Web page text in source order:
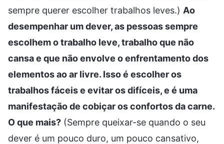
sempre querer escolher trabalhos leves.) Ao
desempenhar um dever, as pessoas sempre
escolhem o trabalho leve, trabalho que não
cansa e que não envolve o enfrentamento dos
elementos ao ar livre. Isso é escolher os
trabalhos fáceis e evitar os difíceis, e é uma
manifestação de cobiçar os confortos da carne.
O que mais? (Sempre queixar-se quando o seu
dever é um pouco duro, um pouco cansativo,